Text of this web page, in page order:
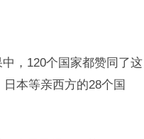
，120个国家都赞同了这
本等亲西方的28个国